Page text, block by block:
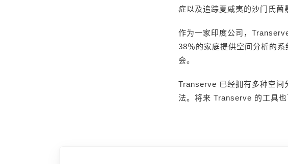
症以及追踪夏威夷的沙门氏菌
作为一家印度公司，
38％的家庭提供空间分析的
会。
Transerve 已经拥有多种空间
法。将来 Transerve 的工具也